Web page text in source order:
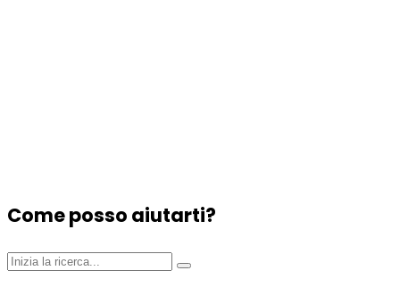
Come posso aiutarti?